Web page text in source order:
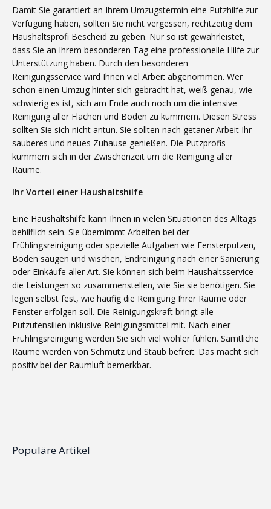
Damit Sie garantiert an Ihrem Umzugstermin eine Putzhilfe zur
Verfügung haben, sollten Sie nicht vergessen, rechtzeitig dem
Haushaltsprofi Bescheid zu geben. Nur so ist gewährleistet,
dass Sie an Ihrem besonderen Tag eine professionelle Hilfe zur
Unterstützung haben. Durch den besonderen
Reinigungsservice wird Ihnen viel Arbeit abgenommen. Wer
schon einen Umzug hinter sich gebracht hat, weiß genau, wie
schwierig es ist, sich am Ende auch noch um die intensive
Reinigung aller Flächen und Böden zu kümmern. Diesen Stress
sollten Sie sich nicht antun. Sie sollten nach getaner Arbeit Ihr
sauberes und neues Zuhause genießen. Die Putzprofis
kümmern sich in der Zwischenzeit um die Reinigung aller
Räume.
Ihr Vorteil einer Haushaltshilfe
Eine Haushaltshilfe kann Ihnen in vielen Situationen des Alltags
behilflich sein. Sie übernimmt Arbeiten bei der
Frühlingsreinigung oder spezielle Aufgaben wie Fensterputzen,
Böden saugen und wischen, Endreinigung nach einer Sanierung
oder Einkäufe aller Art. Sie können sich beim Haushaltsservice
die Leistungen so zusammenstellen, wie Sie sie benötigen. Sie
legen selbst fest, wie häufig die Reinigung Ihrer Räume oder
Fenster erfolgen soll. Die Reinigungskraft bringt alle
Putzutensilien inklusive Reinigungsmittel mit. Nach einer
Frühlingsreinigung werden Sie sich viel wohler fühlen. Sämtliche
Räume werden von Schmutz und Staub befreit. Das macht sich
positiv bei der Raumluft bemerkbar.
PopuläreArtikel